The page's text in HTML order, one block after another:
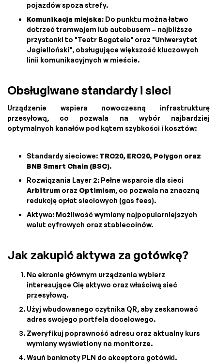
pojazdów spoza strefy.
Komunikacja miejska: Do punktu można łatwo
dotrzeć tramwajem lub autobusem – najbliższe
przystanki to "Teatr Bagatela" oraz "Uniwersytet
Jagielloński", obsługujące większość kluczowych
linii komunikacyjnych w mieście.
Obsługiwane standardy i sieci
Urządzenie wspiera nowoczesną infrastrukturę
przesyłową, co pozwala na wybór najbardziej
optymalnych kanałów pod kątem szybkości i kosztów:
Standardy sieciowe: TRC20, ERC20, Polygon oraz
BNB Smart Chain (BSC).
Rozwiązania Layer 2: Pełne wsparcie dla sieci
Arbitrum oraz Optimism, co pozwala na znaczną
redukcję opłat sieciowych (gas fees).
Aktywa: Możliwość wymiany najpopularniejszych
walut cyfrowych oraz stablecoinów.
Jak zakupić aktywa za gotówkę?
Na ekranie głównym urządzenia wybierz
interesujące Cię aktywo oraz właściwą sieć
przesyłową.
Użyj wbudowanego czytnika QR, aby zeskanować
adres swojego portfela docelowego.
Zweryfikuj poprawność adresu oraz aktualny kurs
wymiany wyświetlony na monitorze.
Wsuń banknoty PLN do akceptora gotówki.